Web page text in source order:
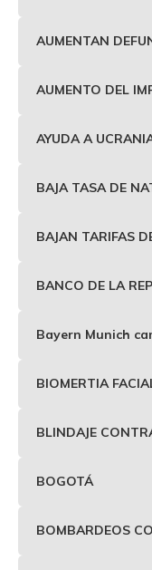
AUMENTAN
AUMENTO DEL
AYUDA A
BAJA TASA DE
BAJAN TARIFAS
BANCO DE LA
Bayern Munich
BIOMERTIA
BLINDAJE
BOGOTÁ
BOMBARDEOS